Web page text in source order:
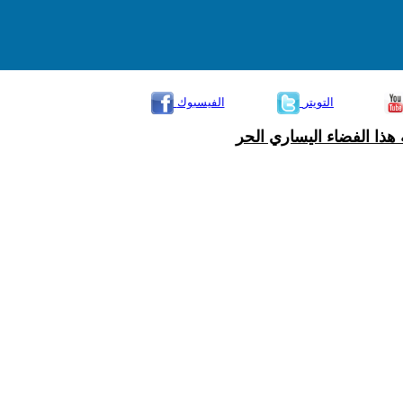
الفيسبوك التويتر
الفضاء اليساري الحر